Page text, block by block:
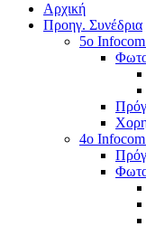
Αρχική
Προηγ. Συνέδρια
5o
4o